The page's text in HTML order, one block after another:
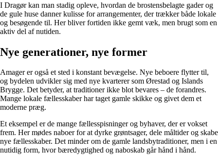
I Dragør kan man stadig opleve, hvordan de brostensbelagte gader og
de gule huse danner kulisse for arrangementer, der trækker både lokale
og besøgende til. Her bliver fortiden ikke gemt væk, men brugt som en
aktiv del af nutiden.
Nye generationer, nye former
Amager er også et sted i konstant bevægelse. Nye beboere flytter til,
og bydelen udvikler sig med nye kvarterer som Ørestad og Islands
Brygge. Det betyder, at traditioner ikke blot bevares – de forandres.
Mange lokale fællesskaber har taget gamle skikke og givet dem et
moderne præg.
Et eksempel er de mange fællesspisninger og byhaver, der er vokset
frem. Her mødes naboer for at dyrke grøntsager, dele måltider og skabe
nye fællesskaber. Det minder om de gamle landsbytraditioner, men i en
nutidig form, hvor bæredygtighed og naboskab går hånd i hånd.